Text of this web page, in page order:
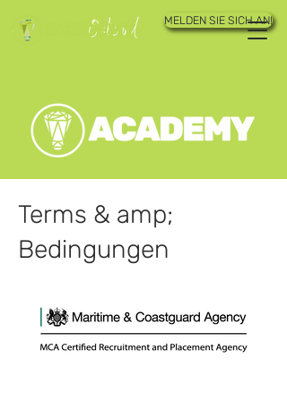
MELDEN SIE SICH AN!
Terms & amp;
Bedingungen